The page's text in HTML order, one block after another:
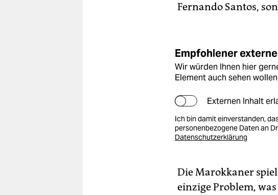
Fernando Santos,
Empfohlener
Wir würden Ihnen hier
Element auch sehen
Externen Inhalt
Ich bin damit einverstanden,
personenbezogene Daten an
Datenschutzerklärung
Die Marokkaner
einzige Problem,